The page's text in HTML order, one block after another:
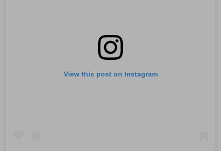
View this post on Instagram